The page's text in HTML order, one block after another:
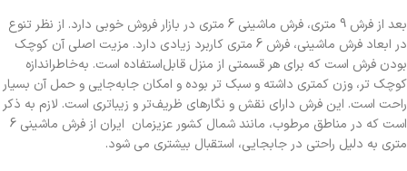
بعد از فرش 9 متری، فرش ماشینی 6 متری در بازار فروش خوبی دارد. از نظر تنوع
در ابعاد فرش ماشینی، فرش 6 متری کاربرد زیادی دارد. مزیت اصلی آن کوچک
بودن فرش است که برای هر قسمتی از منزل قابل‌استفاده است. به‌خاطراندازه
کوچک تر، وزن کمتری داشته و سبک تر بوده و امکان جا‌به‌جایی و حمل آن بسیار
راحت است. این فرش دارای نقش و نگارهای ظریف‌تر و زیباتری است. لازم به ذکر
است که در مناطق مرطوب، مانند شمال کشور عزیزمان ایران از فرش ماشینی 6
متری به دلیل راحتی در جابجایی، استقبال بیشتری می شود.